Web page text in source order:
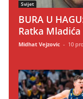
Svijet
BURA U
Ratka Mladića
Midhat Vejzovic - 10